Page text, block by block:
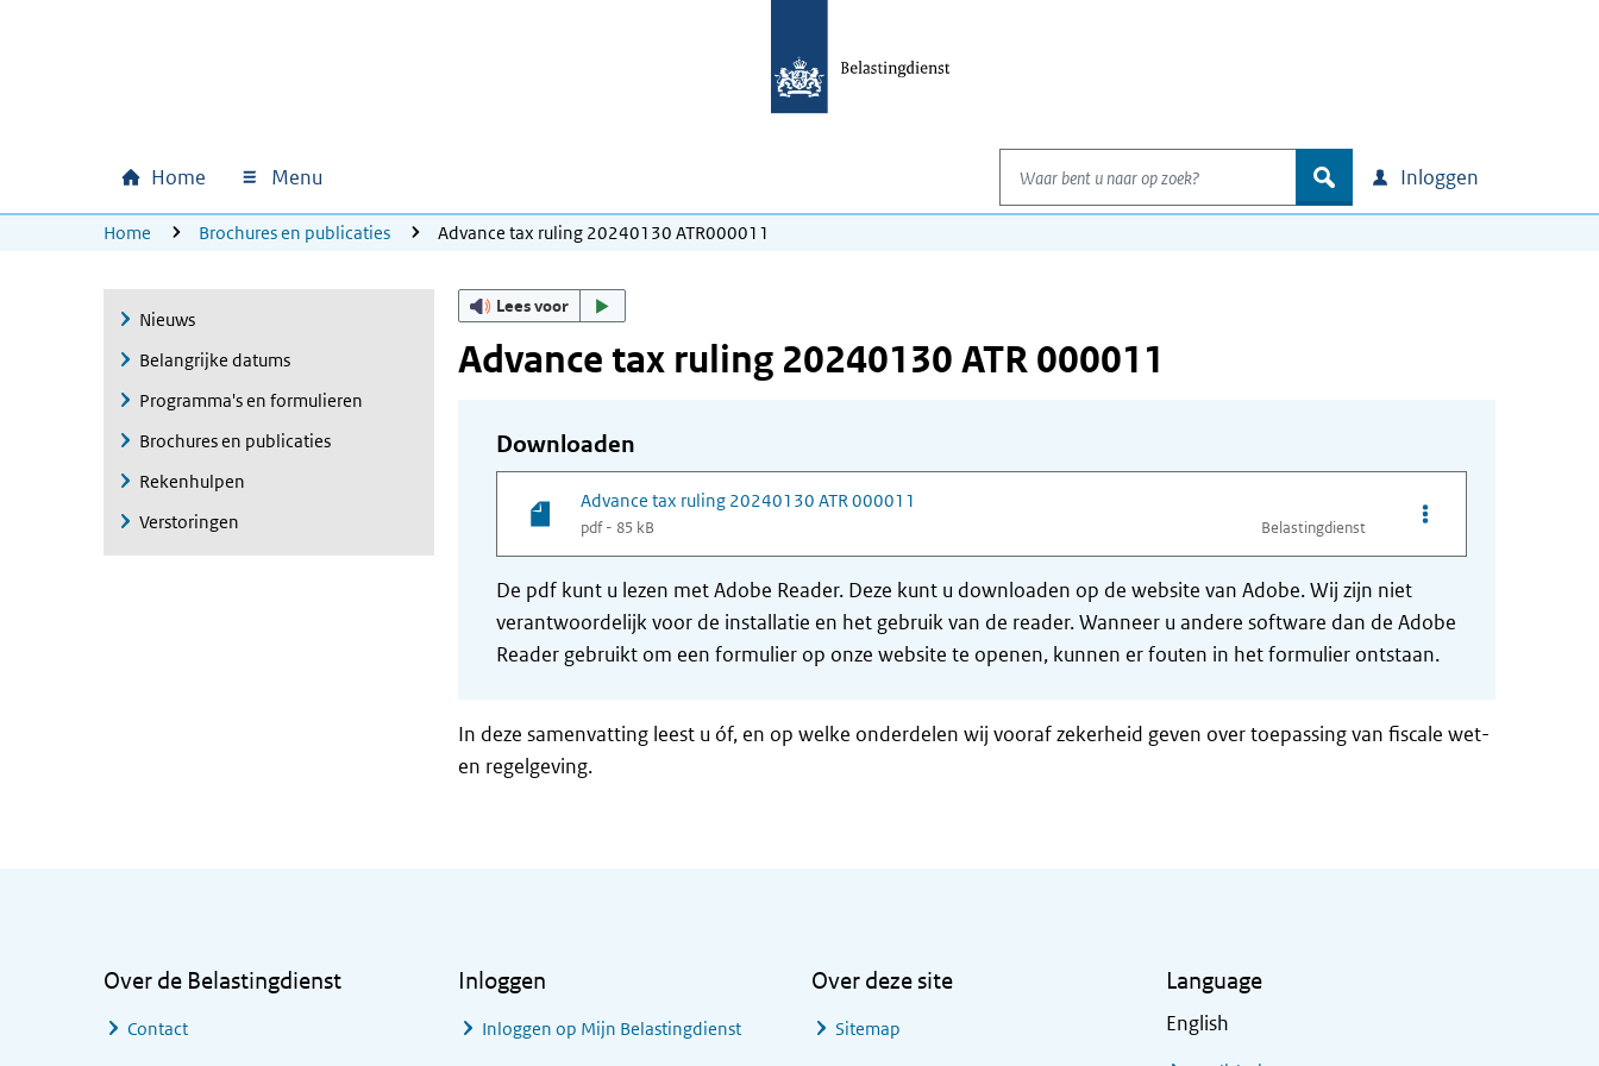
Hoofdnavigatie
Home Menu
Waar bent u naar op zoek?
zoek Inloggen
U bevindt zich hier:
Home Brochures en publicaties Advance tax ruling 20240130 ATR000011
Nieuws
Belangrijke datums
Programma's en formulieren
Brochures en publicaties
Rekenhulpen
Verstoringen
Lees voor
Advance tax ruling 20240130 ATR 000011
Downloaden
Advance tax ruling 20240130 ATR 000011
pdf - 85 kB Belastingdienst
Opties van bestand
De pdf kunt u lezen met Adobe Reader. Deze kunt u downloaden op de website van Adobe. Wij zijn niet
verantwoordelijk voor de installatie en het gebruik van de reader. Wanneer u andere software dan de Adobe
Reader gebruikt om een formulier op onze website te openen, kunnen er fouten in het formulier ontstaan.
In deze samenvatting leest u óf, en op welke onderdelen wij vooraf zekerheid geven over toepassing van fiscale wet-
en regelgeving.
Over de Belastingdienst
Contact
Inloggen
Inloggen op Mijn Belastingdienst
Over deze site
Sitemap
Language
English